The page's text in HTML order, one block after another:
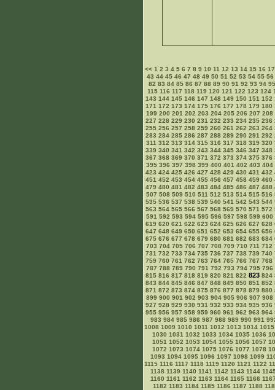
<<1 2 3 4 5 6 7 8 9 10 11 12 13 14 15 16 17
43 44 45 46 47 48 49 50 51 52 53 54 55 56
82 83 84 85 86 87 88 89 90 91 92 93 94 95
115 116 117 118 119 120 121 122 123 124
143 144 145 146 147 148 149 150 151 152
171 172 173 174 175 176 177 178 179 180
199 200 201 202 203 204 205 206 207 208
227 228 229 230 231 232 233 234 235 236
255 256 257 258 259 260 261 262 263 264
283 284 285 286 287 288 289 290 291 292
311 312 313 314 315 316 317 318 319 320
339 340 341 342 343 344 345 346 347 348
367 368 369 370 371 372 373 374 375 376
395 396 397 398 399 400 401 402 403 404
423 424 425 426 427 428 429 430 431 432
451 452 453 454 455 456 457 458 459 460
479 480 481 482 483 484 485 486 487 488
507 508 509 510 511 512 513 514 515 516
535 536 537 538 539 540 541 542 543 544
563 564 565 566 567 568 569 570 571 572
591 592 593 594 595 596 597 598 599 600
619 620 621 622 623 624 625 626 627 628
647 648 649 650 651 652 653 654 655 656
675 676 677 678 679 680 681 682 683 684
703 704 705 706 707 708 709 710 711 712
731 732 733 734 735 736 737 738 739 740
759 760 761 762 763 764 765 766 767 768
787 788 789 790 791 792 793 794 795 796
815 816 817 818 819 820 821 822 823824
843 844 845 846 847 848 849 850 851 852
871 872 873 874 875 876 877 878 879 880
899 900 901 902 903 904 905 906 907 908
927 928 929 930 931 932 933 934 935 936
955 956 957 958 959 960 961 962 963 964
983 984 985 986 987 988 989 990 991
1008 1009 1010 1011 1012 1013 1014 1015
1030 1031 1032 1033 1034 1035 1036
1051 1052 1053 1054 1055 1056 1057
1072 1073 1074 1075 1076 1077 1078
1093 1094 1095 1096 1097 1098 1099
1115 1116 1117 1118 1119 1120 1121 1122
1138 1139 1140 1141 1142 1143 1144
1160 1161 1162 1163 1164 1165 1166
1182 1183 1184 1185 1186 1187 1188